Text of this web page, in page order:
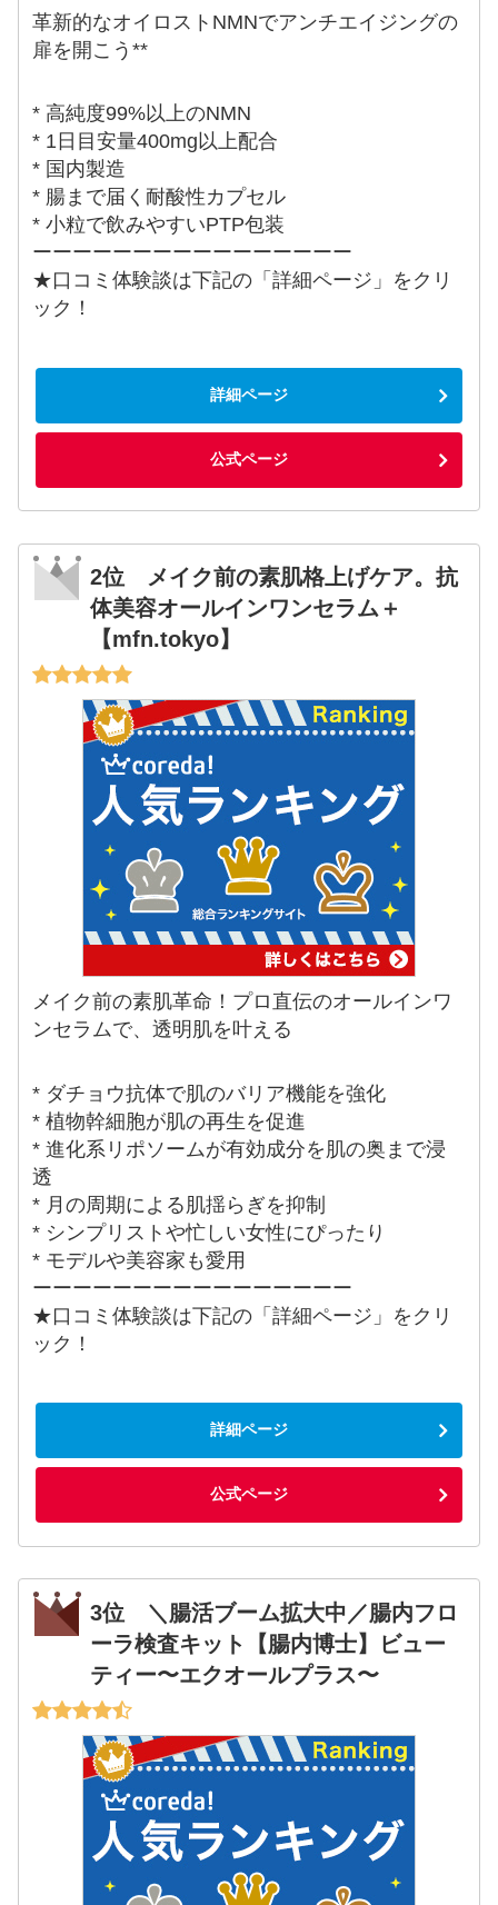
革新的なオイロストNMNでアンチエイジングの
扉を開こう**
* 高純度99%以上のNMN
* 1日目安量400mg以上配合
* 国内製造
* 腸まで届く耐酸性カプセル
* 小粒で飲みやすいPTP包装
ーーーーーーーーーーーーーーーー
★口コミ体験談は下記の「詳細ページ」をクリ
ック！
詳細ページ
公式ページ
2位 メイク前の素肌格上げケア。抗
体美容オールインワンセラム＋
【mfn.tokyo】
メイク前の素肌革命！プロ直伝のオールインワ
ンセラムで、透明肌を叶える
* ダチョウ抗体で肌のバリア機能を強化
* 植物幹細胞が肌の再生を促進
* 進化系リポソームが有効成分を肌の奥まで浸
透
* 月の周期による肌揺らぎを抑制
* シンプリストや忙しい女性にぴったり
* モデルや美容家も愛用
ーーーーーーーーーーーーーーーー
★口コミ体験談は下記の「詳細ページ」をクリ
ック！
詳細ページ
公式ページ
3位 ＼腸活ブーム拡大中／腸内フロ
ーラ検査キット【腸内博士】ビュー
ティー〜エクオールプラス〜